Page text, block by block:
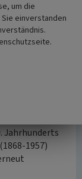
Gitta
als
erhielt
Merkelbach
(vor
Jahrhunderts
1957)
um die
einverstanden